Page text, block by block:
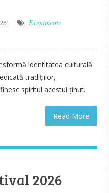
Evenimente
identitatea culturală
tradițiilor,
spiritul acestui ținut.
Read More
2026